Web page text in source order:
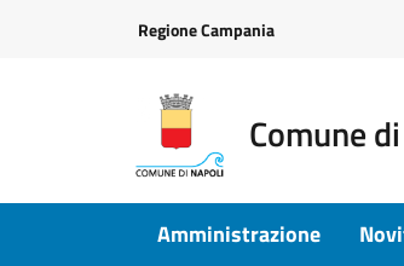
Regione Campania
Comune
Amministrazione